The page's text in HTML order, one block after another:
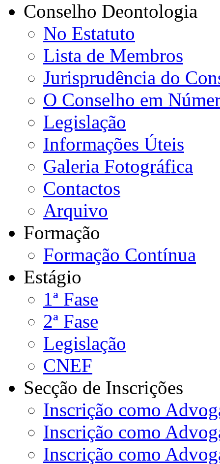
Conselho Deontologia
No Estatuto
Lista de Membros
Jurisprudência do
O Conselho em
Legislação
Informações Úteis
Galeria Fotográfica
Contactos
Arquivo
Formação
Formação Contínua
Estágio
1ª Fase
2ª Fase
Legislação
CNEF
Secção de Inscrições
Inscrição como
Inscrição como
Inscrição como